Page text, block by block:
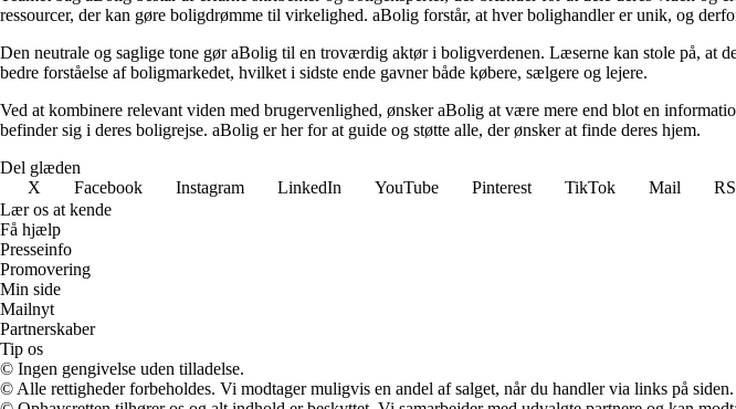
ressourcer, der kan gøre boligdrømme til virkelighed. aBolig forstår, at hver bolighandler er unik, og
Den neutrale og saglige tone gør aBolig til en troværdig aktør i boligverdenen. Læserne kan stole på,
bedre forståelse af boligmarkedet, hvilket i sidste ende gavner både købere, sælgere og lejere.
Ved at kombinere relevant viden med brugervenlighed, ønsker aBolig at være mere end blot en
befinder sig i deres boligrejse. aBolig er her for at guide og støtte alle, der ønsker at finde deres hjem.
Del glæden
X
Facebook Instagram LinkedIn YouTube Pinterest TikTok Mail
Lær os at kende
Få hjælp
Presseinfo
Promovering
Min side
Mailnyt
Partnerskaber
Tip os
© Ingen gengivelse uden tilladelse.
© Alle rettigheder forbeholdes. Vi modtager muligvis en andel af salget, når du handler via links på siden.